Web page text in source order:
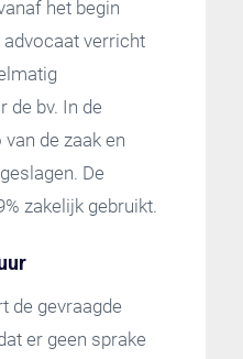
het begin
advocaat verricht
de bv. In de
de zaak en
De
zakelijk gebruikt.
de gevraagde
er geen sprake